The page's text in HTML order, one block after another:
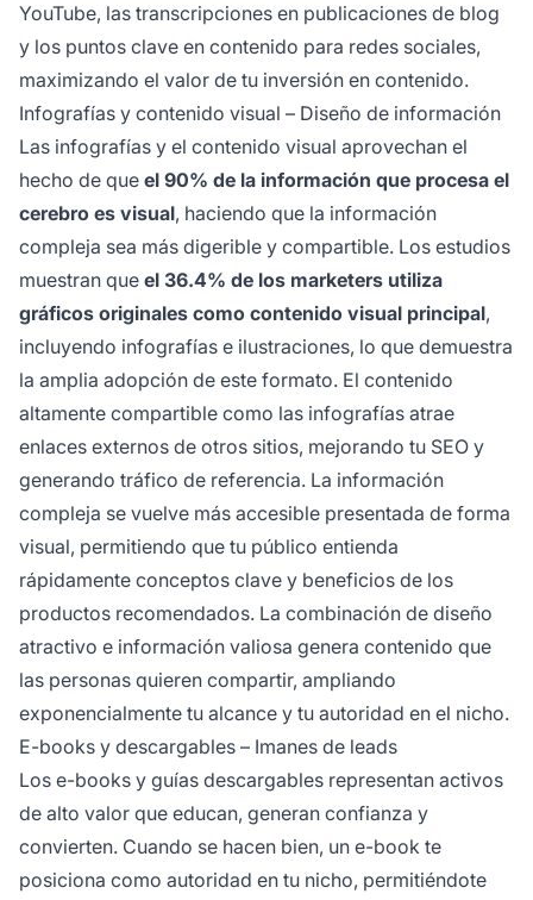
YouTube, las transcripciones en publicaciones de blog
y los puntos clave en contenido para redes sociales,
maximizando el valor de tu inversión en contenido.
Infografías y contenido visual – Diseño de información
Las infografías y el contenido visual aprovechan el
hecho de que el 90% de la información que procesa el
cerebro es visual, haciendo que la información
compleja sea más digerible y compartible. Los estudios
muestran que el 36.4% de los marketers utiliza
gráficos originales como contenido visual principal,
incluyendo infografías e ilustraciones, lo que demuestra
la amplia adopción de este formato. El contenido
altamente compartible como las infografías atrae
enlaces externos de otros sitios, mejorando tu SEO y
generando tráfico de referencia. La información
compleja se vuelve más accesible presentada de forma
visual, permitiendo que tu público entienda
rápidamente conceptos clave y beneficios de los
productos recomendados. La combinación de diseño
atractivo e información valiosa genera contenido que
las personas quieren compartir, ampliando
exponencialmente tu alcance y tu autoridad en el nicho.
E-books y descargables – Imanes de leads
Los e-books y guías descargables representan activos
de alto valor que educan, generan confianza y
convierten. Cuando se hacen bien, un e-book te
posiciona como autoridad en tu nicho, permitiéndote